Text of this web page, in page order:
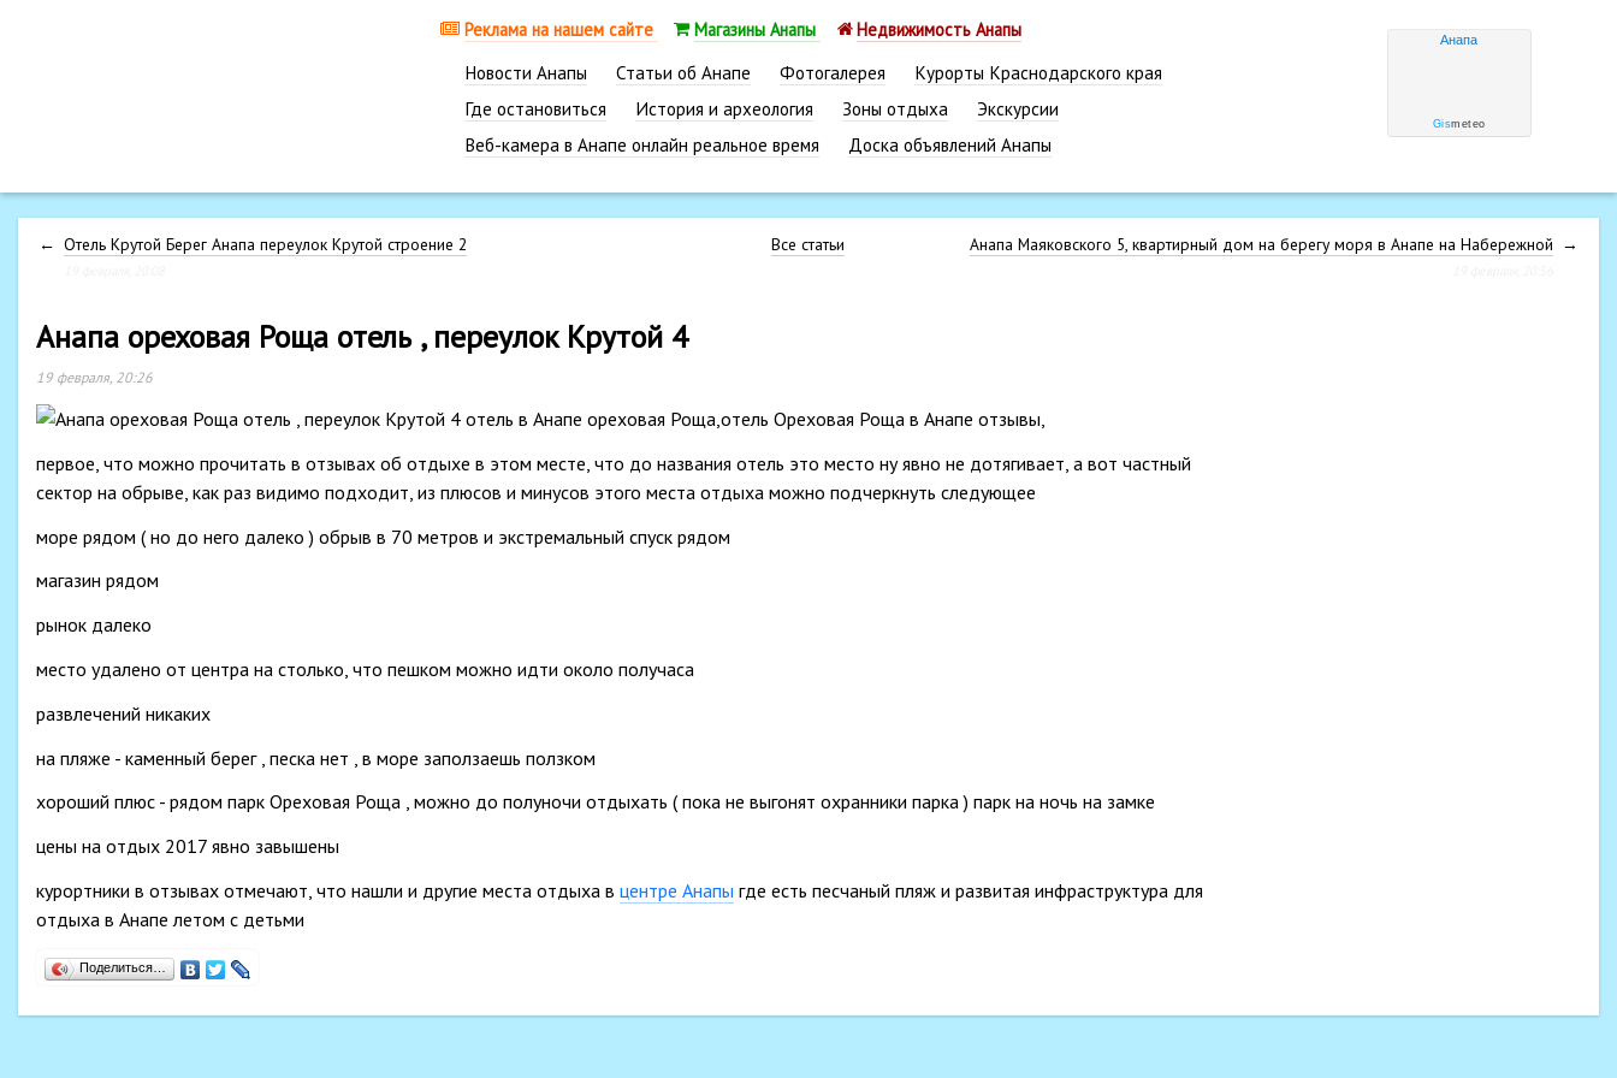
Реклама на нашем сайте Магазины Анапы
Недвижимость Анапы
Новости Анапы
Статьи об Анапе Фотогалерея
Курорты Краснодарского края
Где остановиться
История и археология Зоны отдыха
Экскурсии
Веб-камера в Анапе онлайн реальное время
Доска объявлений Анапы
Анапа
Gismeteo
← Отель Крутой Берег Анапа переулок Крутой строение 2 Все статьи Анапа Маяковского 5, квартирный дом на берегу моря в Анапе на Набережной →
Анапа ореховая Роща отель , переулок Крутой 4
19 февраля, 20:26
первое, что можно прочитать в отзывах об отдыхе в этом месте, что до названия отель это место ну явно не дотягивает, а вот частный
сектор на обрыве, как раз видимо подходит, из плюсов и минусов этого места отдыха можно подчеркнуть следующее
море рядом ( но до него далеко ) обрыв в 70 метров и экстремальный спуск рядом
магазин рядом
рынок далеко
место удалено от центра на столько, что пешком можно идти около получаса
развлечений никаких
на пляже - каменный берег , песка нет , в море заползаешь ползком
хороший плюс - рядом парк Ореховая Роща , можно до полуночи отдыхать ( пока не выгонят охранники парка ) парк на ночь на замке
цены на отдых 2017 явно завышены
курортники в отзывах отмечают, что нашли и другие места отдыха в центре Анапы где есть песчаный пляж и развитая инфраструктура для
отдыха в Анапе летом с детьми
Поделиться…